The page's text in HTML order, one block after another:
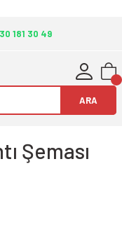
181 30 49
ARA
Şeması